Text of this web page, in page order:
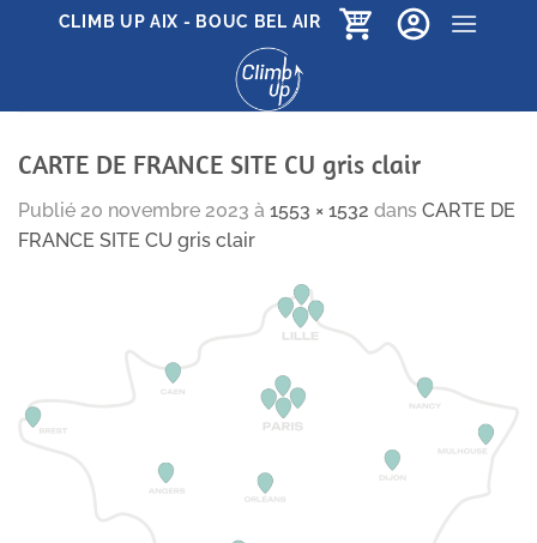
PasserCLIMB UP AIX - BOUC BEL AIR
CARTE DE FRANCE SITE CU gris clair
Publié 20 novembre 2023 à 1553 × 1532 dans CARTE DE
FRANCE SITE CU gris clair